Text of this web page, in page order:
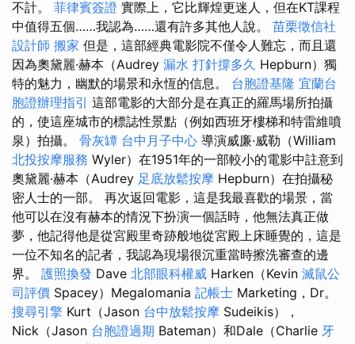
不計。 菲律賓簽證 實際上，它比輝煌更迷人，但在KT課程
中值得五個……我認為……還有許多其他人說。 苗栗徵信社
設計師 搬家 但是，這部經典電影院不僅令人難忘，而且還
因為奧黛麗·赫本（Audrey 漏水 打針撐多久 Hepburn）獨
特的魅力，幽默的場景和永恆的信息。 台胞證基隆 宜蘭台
胞證辦理指引 這部電影的大部分是在真正的羅馬場所拍攝
的，使這座城市的標誌性景點（例如西班牙樓梯和特雷維噴
泉）拍攝。 骨灰罈 台中月子中心 導演威廉·威勒（William
北投按摩服務 Wyler）在1951年的一部較小的電影中註意到
奧黛麗·赫本（Audrey 足底放鬆按摩 Hepburn）在拍攝秘
密人士的一部。 再次返回電影，這是我最喜歡的場景，當
他可以在沒有赫本的情況下扮演一個話時，他無法真正做
夢，他記得他是從宮殿里奇跡般地從宮殿上床睡覺的，這是
一位不知名的記者，我認為現場很沉重當時擦洗審查的邊
界。 護照換發 Dave 北部眼科權威 Harken（Kevin 滅鼠公
司評價 Spacey）Megalomania 記帳士 Marketing，Dr。
搜尋引擎 Kurt（Jason 台中放鬆按摩 Sudeikis），
Nick（Jason 台胞證過期 Bateman）和Dale（Charlie 牙